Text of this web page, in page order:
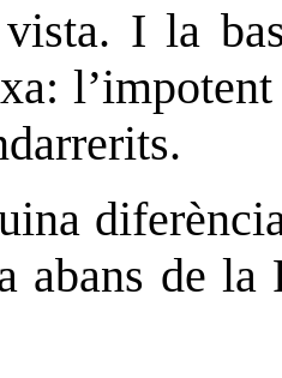
I la
abans de